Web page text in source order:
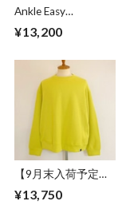
Ankle Easy
Trousers Beige
Check
¥13,200
【9月末入荷予定】
Over Size Knit Cut &
Sewn Yellow
¥13,750